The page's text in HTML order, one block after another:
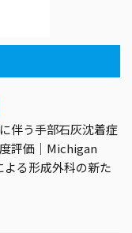
伴う手部石灰沈着症
評価｜Michigan
る形成外科の新た